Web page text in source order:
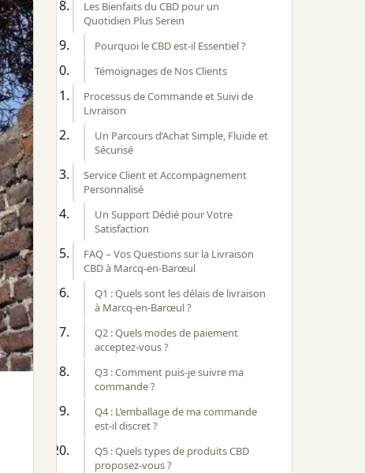
Les Bienfaits du CBD pour un
Quotidien Plus Serein
Pourquoi le CBD est-il Essentiel ?
Témoignages de Nos Clients
Processus de Commande et Suivi de
Livraison
Un Parcours d’Achat Simple, Fluide et
Sécurisé
Service Client et Accompagnement
Personnalisé
Un Support Dédié pour Votre
Satisfaction
FAQ – Vos Questions sur la Livraison
CBD à Marcq-en-Barœul
Q1 : Quels sont les délais de livraison
à Marcq-en-Barœul ?
Q2 : Quels modes de paiement
acceptez-vous ?
Q3 : Comment puis-je suivre ma
commande ?
Q4 : L’emballage de ma commande
est-il discret ?
Q5 : Quels types de produits CBD
proposez-vous ?